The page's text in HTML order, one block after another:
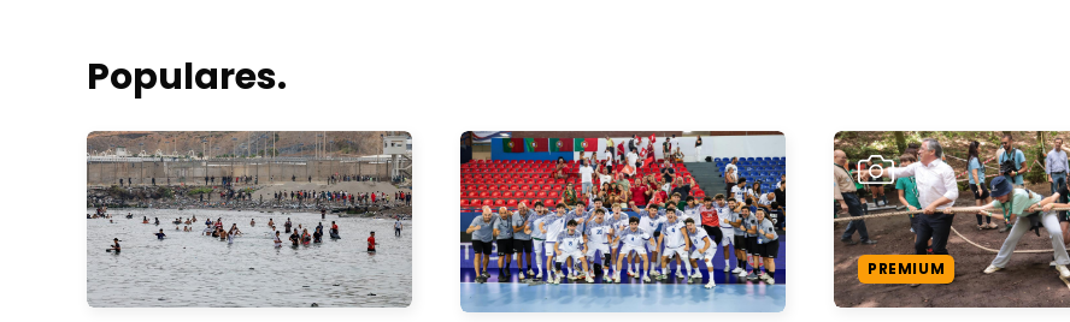
Populares.
PREMIUM